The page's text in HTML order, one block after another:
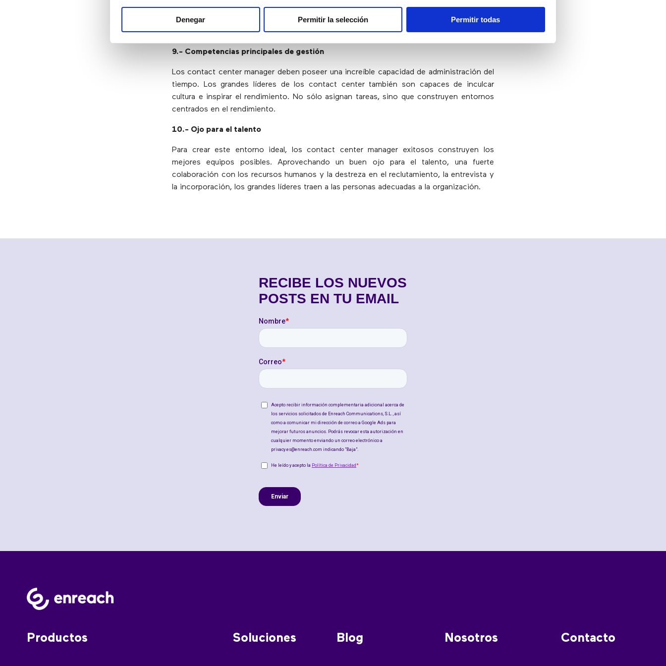
Denegar Permitir la selección Permitir todas
Necesitarán rutinariamente comunicar las necesidades, ideas, casos comerciales,
directivas, buenas noticias y malas noticias a varias partes interesadas dentro del
negocio.
9.- Competencias principales de gestión
Los contact center manager deben poseer una increíble capacidad de administración del
tiempo. Los grandes líderes de los contact center también son capaces de inculcar
cultura e inspirar el rendimiento. No sólo asignan tareas, sino que construyen entornos
centrados en el rendimiento.
10.- Ojo para el talento
Para crear este entorno ideal, los contact center manager exitosos construyen los
mejores equipos posibles. Aprovechando un buen ojo para el talento, una fuerte
colaboración con los recursos humanos y la destreza en el reclutamiento, la entrevista y
la incorporación, los grandes líderes traen a las personas adecuadas a la organización.
Productos Soluciones Blog Nosotros Contacto